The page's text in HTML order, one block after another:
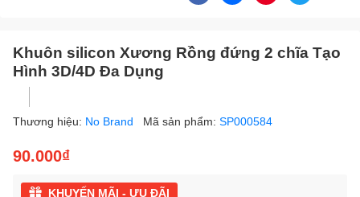
Khuôn silicon Xương Rồng đứng 2 chĩa Tạo
Hình 3D/4D Đa Dụng
Thương hiệu: No Brand Mã sản phẩm: SP000584
90.000₫
KHUYẾN MÃI - ƯU ĐÃI